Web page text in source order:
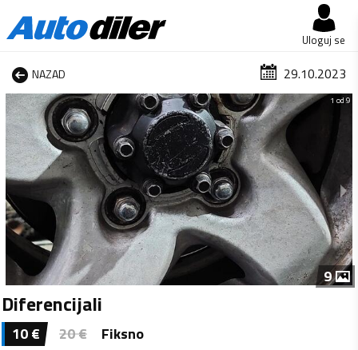
Uloguj se
NAZAD 29.10.2023
1 od 9
9
Diferencijali
10€ 20€ Fiksno